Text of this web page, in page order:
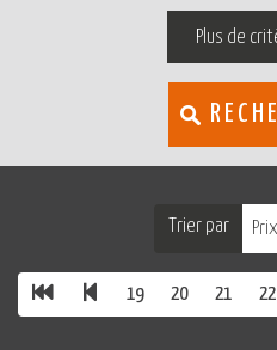
Plus de
Trier par
19 20 21 22